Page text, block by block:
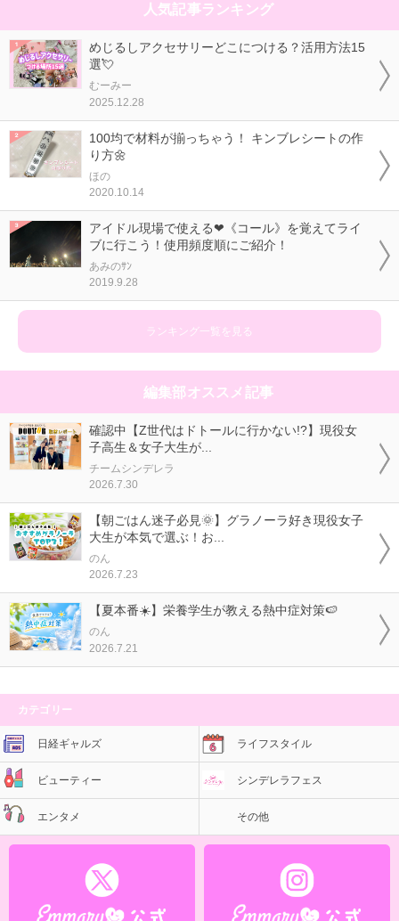
人気記事ランキング
めじるしアクセサリーどこにつける？活用方法15
選💘
むーみー
2025.12.28
100均で材料が揃っちゃう！ キンブレシートの作
り方🌼
ほの
2020.10.14
アイドル現場で使える❤《コール》を覚えてライ
ブに行こう！使用頻度順にご紹介！
あみのｻﾝ
2019.9.28
ランキング一覧を見る
編集部オススメ記事
確認中【Z世代はドトールに行かない!?】現役女
子高生＆女子大生が...
チームシンデレラ
2026.7.30
【朝ごはん迷子必見🌞】グラノーラ好き現役女子
大生が本気で選ぶ！お...
のん
2026.7.23
【夏本番☀️】栄養学生が教える熱中症対策🍉
のん
2026.7.21
カテゴリー
日経ギャルズ ライフスタイル
ビューティー シンデレラフェス
エンタメ その他